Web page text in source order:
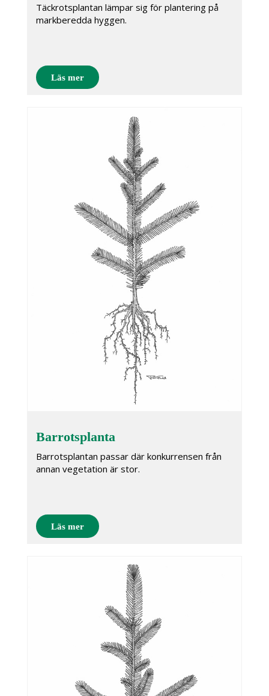
Täckrotsplantan lämpar sig för plantering på
markberedda hyggen.
Läs mer
Barrotsplanta
Barrotsplantan passar där konkurrensen från
annan vegetation är stor.
Läs mer